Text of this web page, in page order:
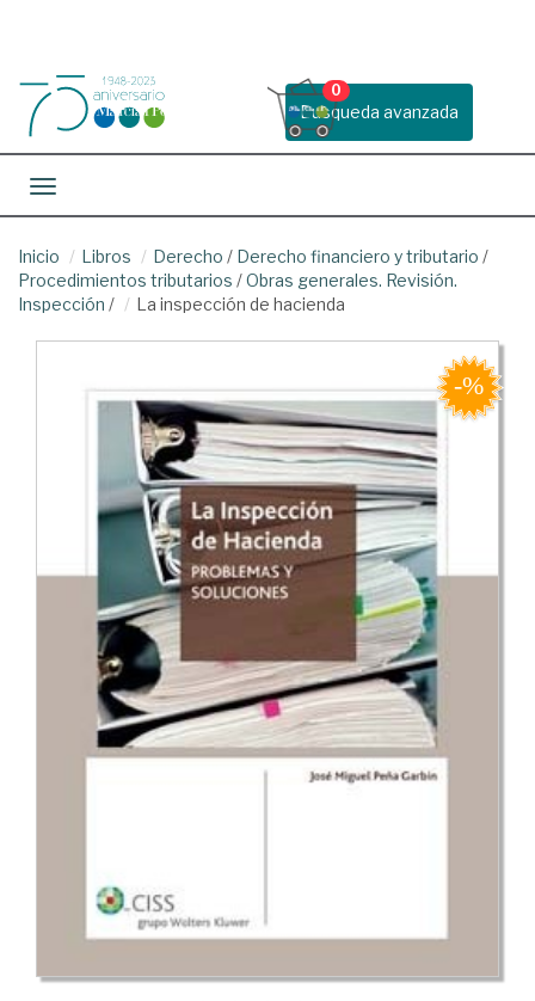
Busqueda avanzada
0
Toggle navigation
Inicio Libros Derecho / Derecho financiero y tributario /
Procedimientos tributarios /Obras generales. Revisión.
Inspección / La inspección de hacienda